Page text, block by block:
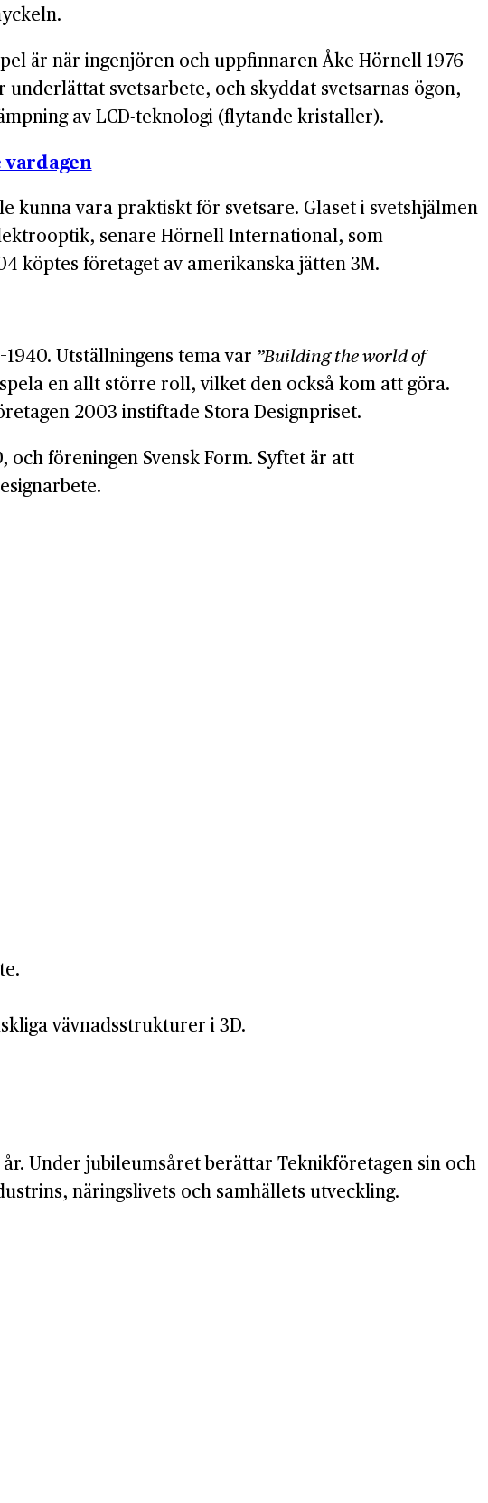
är när ingenjören och uppfinnaren Åke Hörnell 1976
svetsarbete, och skyddat svetsarnas ögon,
av LCD-teknologi (flytande kristaller).
kunna vara praktiskt för svetsare. Glaset i svetshjälmen
senare Hörnell International, som
köptes företaget av amerikanska jätten 3M.
Utställningens tema var ”Building the world of
en allt större roll, vilket den också kom att göra.
2003 instiftade Stora Designpriset.
föreningen Svensk Form. Syftet är att
vävnadsstrukturer i 3D.
Under jubileumsåret berättar Teknikföretagen sin och
näringslivets och samhällets utveckling.